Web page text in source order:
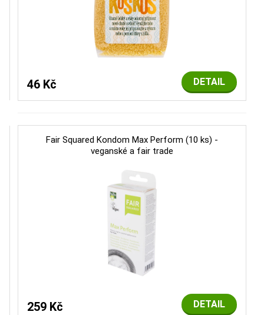
DETAIL
46 Kč
Fair Squared Kondom Max Perform (10 ks) -
veganské a fair trade
DETAIL
259 Kč